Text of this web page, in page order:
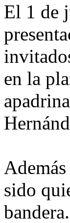
El 1 de
en la
sido